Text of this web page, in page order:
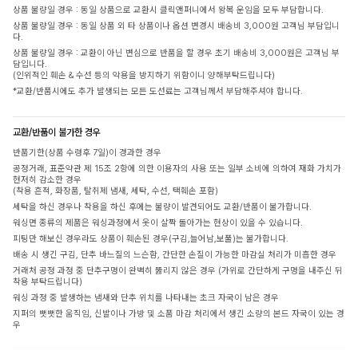
상품 불량일 경우 : 동일 상품으로 교환시 클릭앤퍼니에서 왕복 운임을 모두 부담합니다.
상품 불량일 경우 : 동일 상품 외 타 상품이나 옵션 변경시 배송비 3,000원 고객님 부담입니
다.
상품 불량일 경우 : 교환이 아닌 변심으로 반품을 할 경우 초기 배송비 3,000원은 고객님 부
담입니다.
(인위적인 훼손 & 수선 등의 악용을 방지하기 위함이니 양해부탁드립니다)
*교환/반품시에도 추가 발생되는 모든 도선료는 고객님께서 부담해주셔야 합니다.
교환/반품이 불가한 경우
반품기한(상품 수령후 7일)이 경과한 경우
공정거래, 표준약관 제 15조 2항에 의한 이용자의 사용 또는 일부 소비에 의하여 재화 가치가
현저히 감소한 경우
(착용 흔적, 화장품, 탈취제 냄새, 세탁, 수선, 택훼손 포함)
세탁을 하신 경우나 착용을 하신 후에는 불량이 발견되어도 교환/반품이 불가합니다.
워싱면 종류의 제품은 워싱과정에서 옷이 살짝 돌아가는 현상이 있을 수 있습니다.
피팅만 해보신 경우라도 상품이 훼손된 경우(구김,늘어남,보풀)는 불가합니다.
배송 시 생긴 구김, 단추 바느질의 느슨함, 간단한 손질이 가능한 마감실 처리가 미흡한 경우
거래처 공정 과정 중 단추구멍이 완벽히 뚫리지 않은 경우 (가위로 간단하게 구멍을 내주신 뒤
착용 부탁드립니다)
워싱 과정 중 발생하는 냄새와 단추 위치를 나타내는 초크 자국이 남은 경우
지퍼의 뻣뻣한 움직임, 신발이나 가방 및 소품 마감 처리에서 생긴 소량의 본드 자국이 있는 경
우